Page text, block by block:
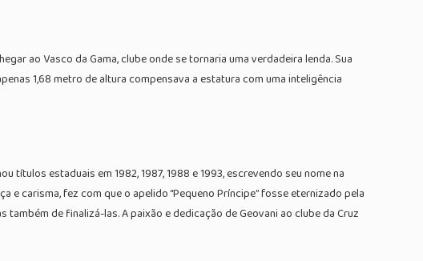
ao Vasco da Gama, clube onde se tornaria uma verdadeira lenda. Sua
1,68 metro de altura compensava a estatura com uma inteligência
estaduais em 1982, 1987, 1988 e 1993, escrevendo seu nome na
carisma, fez com que o apelido “Pequeno Príncipe” fosse eternizado pela
de finalizá-las. A paixão e dedicação de Geovani ao clube da Cruz